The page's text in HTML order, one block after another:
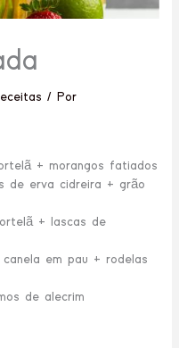
/ Por
+ morangos fatiados
de erva cidreira + grão
+ lascas de
em pau + rodelas
de alecrim